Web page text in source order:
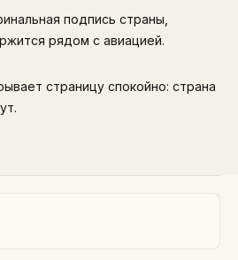
подпись страны,
рядом с авиацией.
страницу спокойно: страна